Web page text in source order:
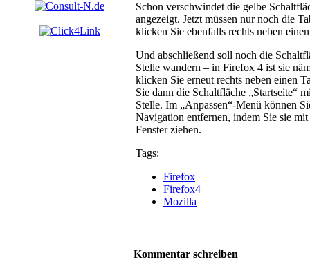
Schon verschwindet die gelbe
angezeigt. Jetzt müssen nur noch die
klicken Sie ebenfalls rechts neben
Und abschließend soll noch die
Stelle wandern – in Firefox 4 ist sie
klicken Sie erneut rechts neben einen
Sie dann die Schaltfläche „Startseite“
Stelle. Im „Anpassen“-Menü können
Navigation entfernen, indem Sie sie
Fenster ziehen.
Tags:
Firefox
Firefox4
Mozilla
Kommentar schreiben